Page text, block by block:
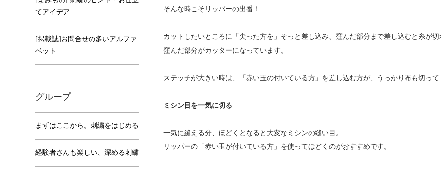
そんな時こそリッパーの出番！
カットしたいところに「尖った方を」そっと差し込み、窪んだ部分まで差し込むと糸が切
窪んだ部分がカッターになっています。
ステッチが大きい時は、「赤い玉の付いている方」を差し込む方が、うっかり布も切っ
ミシン目を一気に切る
一気に縫える分、ほどくとなると大変なミシンの縫い目。
リッパーの「赤い玉が付いている方」を使ってほどくのがおすすめです。
てアイデア
[掲載誌]お問合せの多いアルファ
ベット
グループ
まずはここから。刺繍をはじめる
経験者さんも楽しい、深める刺繍